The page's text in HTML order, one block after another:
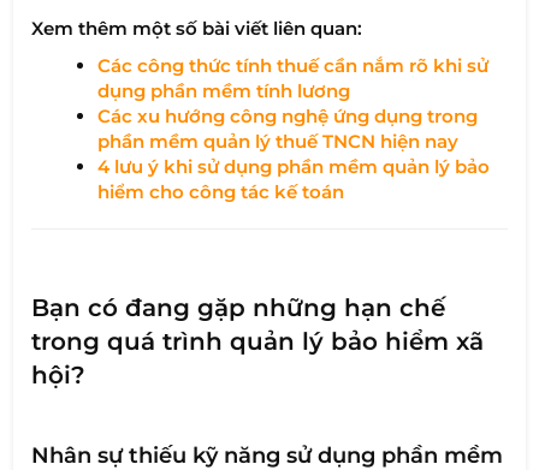
Xem thêm một số bài viết liên quan:
Các công thức tính thuế cần nắm rõ khi sử
dụng phần mềm tính lương
Các xu hướng công nghệ ứng dụng trong
phần mềm quản lý thuế TNCN hiện nay
4 lưu ý khi sử dụng phần mềm quản lý bảo
hiểm cho công tác kế toán
Bạn có đang gặp những hạn chế
trong quá trình quản lý bảo hiểm xã
hội?
Nhân sự thiếu kỹ năng sử dụng phần mềm